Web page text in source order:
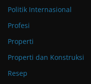
Politik Internasional
Profesi
Properti
Properti dan Konstruksi
Resep